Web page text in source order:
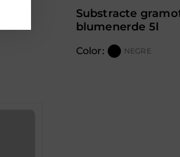
substracte gramoflor
blumenerde 5l
Color: NEGRE